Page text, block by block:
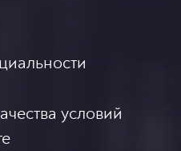
условий